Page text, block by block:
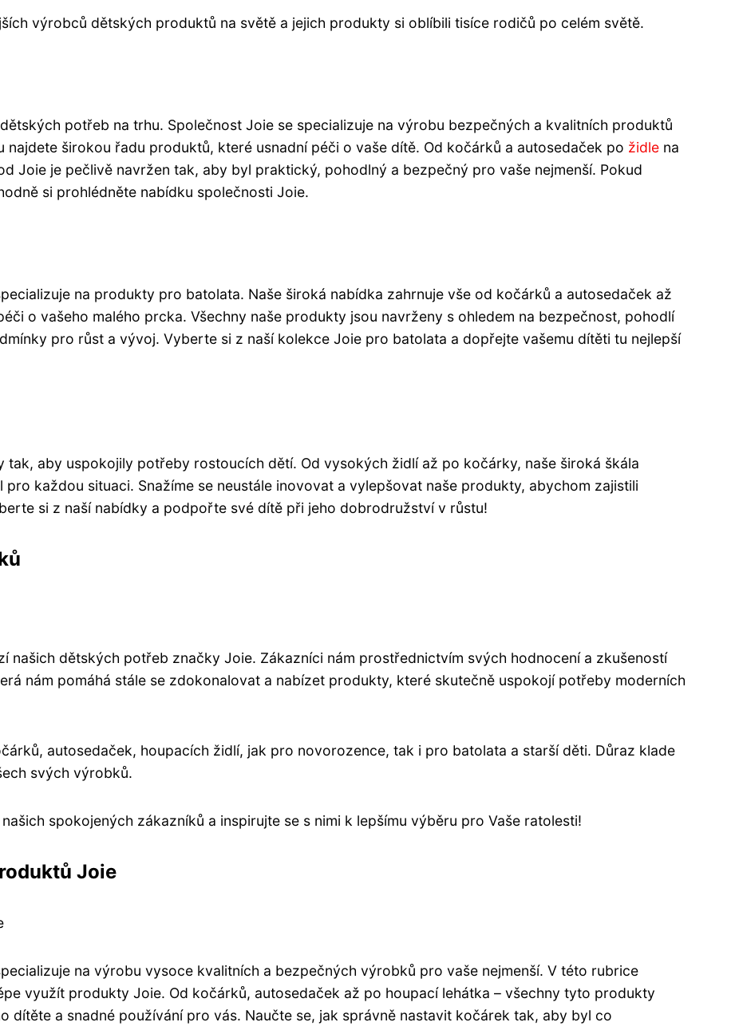
výrobců dětských produktů na světě a jejich produkty si oblíbili tisíce rodičů po celém světě.
potřeb na trhu. Společnost Joie se specializuje na výrobu bezpečných a kvalitních produktů
najdete širokou řadu produktů, které usnadní péči o vaše dítě. Od kočárků a autosedaček po židle na
Joie je pečlivě navržen tak, aby byl praktický, pohodlný a bezpečný pro vaše nejmenší. Pokud
si prohlédněte nabídku společnosti Joie.
na produkty pro batolata. Naše široká nabídka zahrnuje vše od kočárků a autosedaček až
o vašeho malého prcka. Všechny naše produkty jsou navrženy s ohledem na bezpečnost, pohodlí
pro růst a vývoj. Vyberte si z naší kolekce Joie pro batolata a dopřejte vašemu dítěti tu nejlepší
aby uspokojily potřeby rostoucích dětí. Od vysokých židlí až po kočárky, naše široká škála
každou situaci. Snažíme se neustále inovovat a vylepšovat naše produkty, abychom zajistili
si z naší nabídky a podpořte své dítě při jeho dobrodružství v růstu!
našich dětských potřeb značky Joie. Zákazníci nám prostřednictvím svých hodnocení a zkušeností
nám pomáhá stále se zdokonalovat a nabízet produkty, které skutečně uspokojí potřeby moderních
autosedaček, houpacích židlí, jak pro novorozence, tak i pro batolata a starší děti. Důraz klade
svých výrobků.
spokojených zákazníků a inspirujte se s nimi k lepšímu výběru pro Vaše ratolesti!
Joie
na výrobu vysoce kvalitních a bezpečných výrobků pro vaše nejmenší. V této rubrice
využít produkty Joie. Od kočárků, autosedaček až po houpací lehátka – všechny tyto produkty
dítěte a snadné používání pro vás. Naučte se, jak správně nastavit kočárek tak, aby byl co